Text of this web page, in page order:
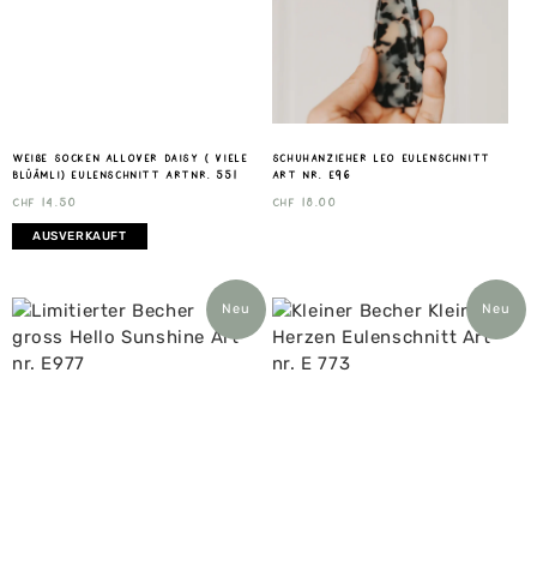
weiße Socken Allover Daisy ( viele
Blüämli) Eulenschnitt Artnr. 551
CHF 14.50
AUSVERKAUFT
Schuhanzieher Leo Eulenschnitt
Art nr. E96
CHF 18.00
Neu Neu